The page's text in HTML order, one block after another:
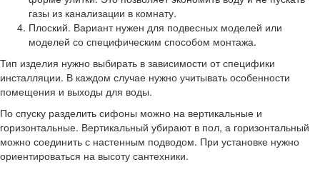
газы из канализации в комнату.
Плоский. Вариант нужен для подвесных моделей или
моделей со специфическим способом монтажа.
Тип изделия нужно выбирать в зависимости от специфики
инсталляции. В каждом случае нужно учитывать особенности
помещения и выходы для воды.
По спуску разделить сифоны можно на вертикальные и
горизонтальные. Вертикальный убирают в пол, а горизонтальный
можно соединить с настенным подводом. При установке нужно
ориентироваться на высоту сантехники.